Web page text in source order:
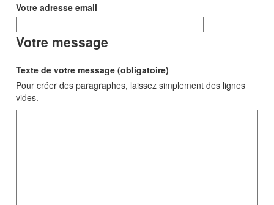
Votre adresse email
Votre message
Texte de votre message (obligatoire)
Pour créer des paragraphes, laissez simplement des lignes
vides.